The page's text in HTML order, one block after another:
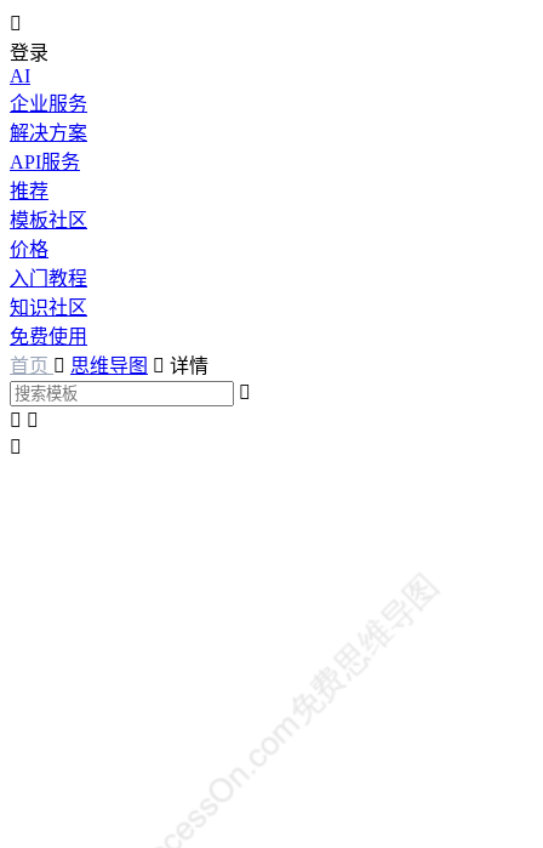

登录
AI
企业服务
解决方案
API服务
推荐
模板社区
价格
入门教程
知识社区
免费使用
首页  思维导图  详情

 
